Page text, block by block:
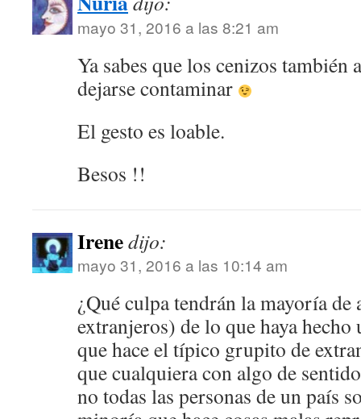
mayo 31, 2016 a las 8:21 am
Ya sabes que los cenizos también
dejarse contaminar
El gesto es loable.
Besos !!
Irenedijo:
mayo 31, 2016 a las 10:14 am
¿Qué culpa tendrán la mayoría de
extranjeros) de lo que haya
que hace el típico grupito de
que cualquiera con algo de
no todas las personas de un país